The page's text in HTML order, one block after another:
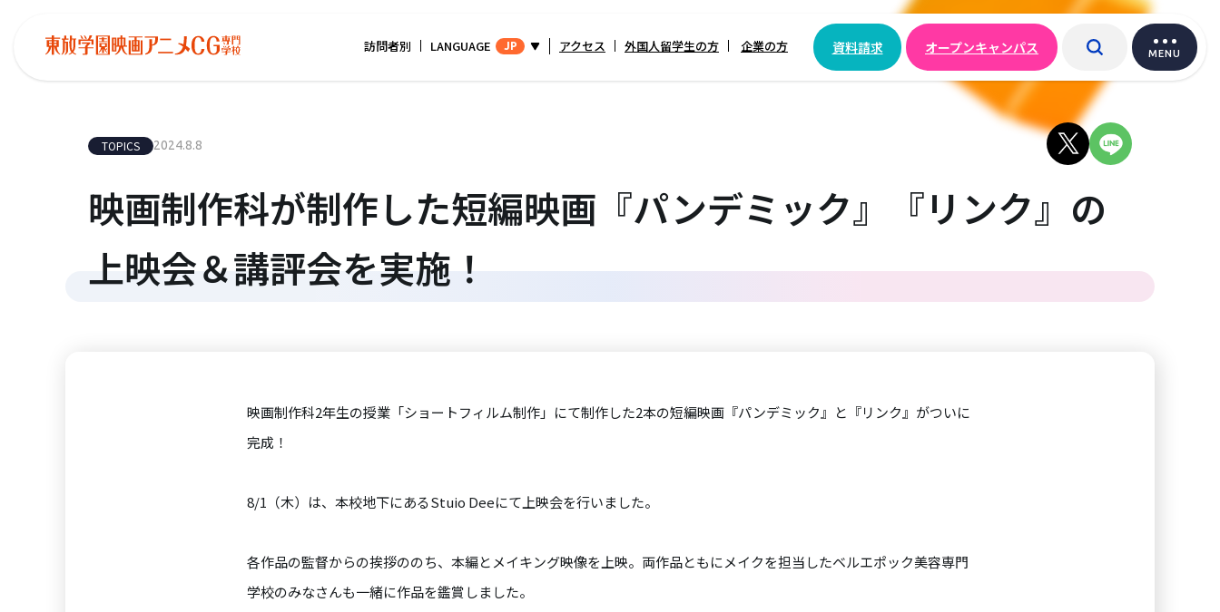
訪問者別 LANGUAGE JP アクセス 外国人留学生の方 企業の方 資料請求 オープンキャンパス MENU
TOPICS 2024.8.8
映画制作科が制作した短編映画『パンデミック』『リンク』の
上映会＆講評会を実施！
映画制作科2年生の授業「ショートフィルム制作」にて制作した2本の短編映画『パンデミック』と『リンク』がついに
完成！
8/1（木）は、本校地下にあるStuio Deeにて上映会を行いました。
各作品の監督からの挨拶ののち、本編とメイキング映像を上映。両作品ともにメイクを担当したベルエポック美容専門
学校のみなさんも一緒に作品を鑑賞しました。